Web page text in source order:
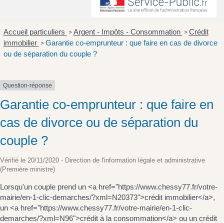
Accueil particuliers > Argent - Impôts - Consommation > Crédit
immobilier > Garantie co-emprunteur : que faire en cas de divorce
ou de séparation du couple ?
Question-réponse
Garantie co-emprunteur : que faire en
cas de divorce ou de séparation du
couple ?
Vérifié le 20/11/2020 - Direction de l'information légale et administrative
(Première ministre)
Lorsqu'un couple prend un <a href="https://www.chessy77.fr/votre-
mairie/en-1-clic-demarches/?xml=N20373">crédit immobilier</a>,
un <a href="https://www.chessy77.fr/votre-mairie/en-1-clic-
demarches/?xml=N96">crédit à la consommation</a> ou un crédit